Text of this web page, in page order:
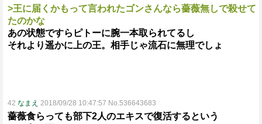
>王に届くかもって言われたゴンさんなら薔薇無しで殺せて
たのかな
あの状態ですらピトーに腕一本取られてるし
それより遥かに上の王。相手じゃ流石に無理でしょ
42 なまえ 2018/09/28 10:47:57 No.536643683
薔薇食らっても部下2人のエキスで復活するという